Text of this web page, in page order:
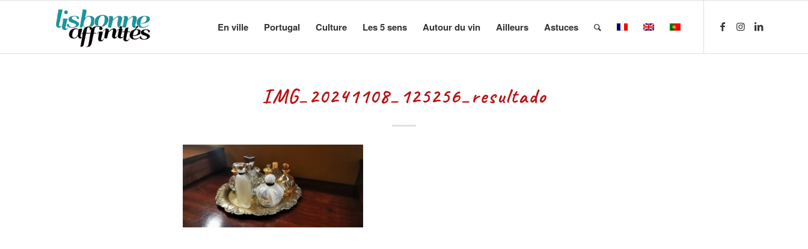
En ville Portugal Culture Les 5 sens Autour du vin Ailleurs Astuces
IMG_20241108_125256_resultado